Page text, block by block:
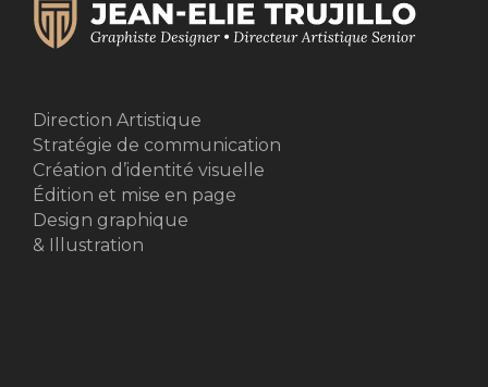
Direction Artistique
Stratégie de communication
Création d’identité visuelle
Édition et mise en page
Design graphique
& Illustration